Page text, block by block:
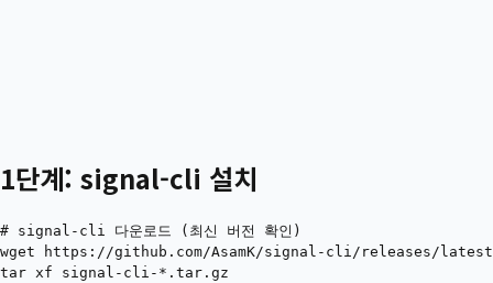
1단계: signal-cli 설치
# signal-cli 다운로드 (최신 버전 확인)
wget https://github.com/AsamK/signal-cli/releases/
tar xf signal-cli-*.tar.gz